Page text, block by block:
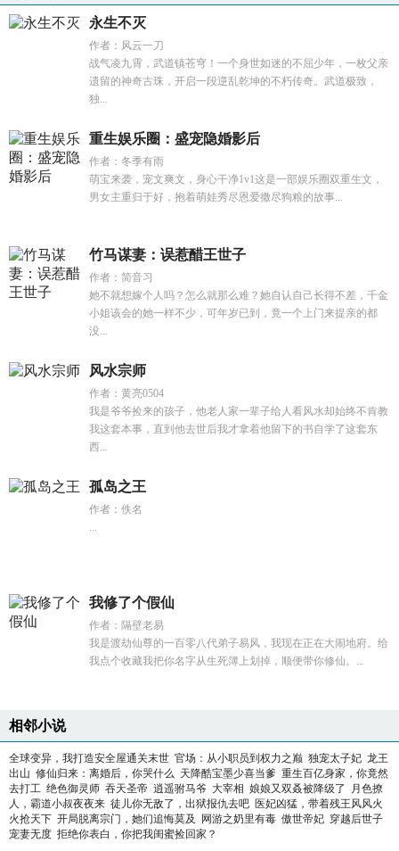
永生不灭
作者：风云一刀
战气凌九霄，武道镇苍穹！一个身世如迷的不屈少年，一枚父亲
遗留的神奇古珠，开启一段逆乱乾坤的不朽传奇。武道极致，
独...
重生娱乐圈：盛宠隐婚影后
作者：冬季有雨
萌宝来袭，宠文爽文，身心干净1v1这是一部娱乐圈双重生文，
男女主重归于好，抱着萌娃秀尽恩爱撒尽狗粮的故事...
竹马谋妻：误惹醋王世子
作者：简音习
她不就想嫁个人吗？怎么就那么难？她自认自己长得不差，千金
小姐该会的她一样不少，可年岁已到，竟一个上门来提亲的都
没...
风水宗师
作者：黄亮0504
我是爷爷捡来的孩子，他老人家一辈子给人看风水却始终不肯教
我这套本事，直到他去世后我才拿着他留下的书自学了这套东
西...
孤岛之王
作者：佚名
...
我修了个假仙
作者：隔壁老易
我是渡劫仙尊的一百零八代弟子易风，我现在正在大闹地府。给
我点个收藏我把你名字从生死簿上划掉，顺便带你修仙。...
相邻小说
全球变异，我打造安全屋通关末世 官场：从小职员到权力之巅 独宠太子妃 龙王
出山 修仙归来：离婚后，你哭什么 天降酷宝墨少喜当爹 重生百亿身家，你竟然
去打工 绝色御灵师 吞天圣帝 逍遥驸马爷 大宰相 娘娘又双叒被降级了
月色撩
人，霸道小叔夜夜来 徒儿你无敌了，出狱报仇去吧 医妃凶猛，带着残王风风火
火抢天下 开局脱离宗门，她们追悔莫及 网游之奶里有毒 傲世帝妃 穿越后世子
宠妻无度 拒绝你表白，你把我闺蜜捡回家？